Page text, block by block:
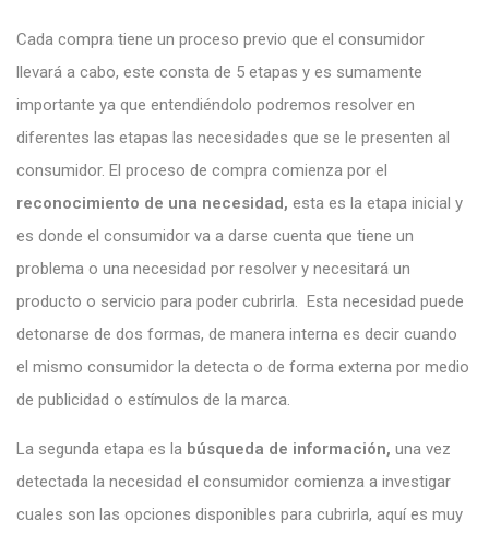
Cada compra tiene un proceso previo que el consumidor
llevará a cabo, este consta de 5 etapas y es sumamente
importante ya que entendiéndolo podremos resolver en
diferentes las etapas las necesidades que se le presenten al
consumidor. El proceso de compra comienza por el
reconocimiento de una necesidad, esta es la etapa inicial y
es donde el consumidor va a darse cuenta que tiene un
problema o una necesidad por resolver y necesitará un
producto o servicio para poder cubrirla. Esta necesidad puede
detonarse de dos formas, de manera interna es decir cuando
el mismo consumidor la detecta o de forma externa por medio
de publicidad o estímulos de la marca.
La segunda etapa es la búsqueda de información, una vez
detectada la necesidad el consumidor comienza a investigar
cuales son las opciones disponibles para cubrirla, aquí es muy